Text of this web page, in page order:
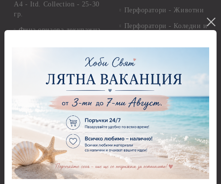
А4 - Itd. Collection - 25-30
гр.
Фина оризова декупажна
29.см. - 28гр.
Декупажна хартия - Други
Антични пасти
Грунд, Основи, Релефни
Варак, Шлак метал, Фолио,
Пантна
Лакове и защитни покрития
Лепила
Перфоратори - Животни
Перфоратори - Коледни и
Грунд и почистващи
разтвори
Платна за рисуване
Стативи и поставки
Четки и инструменти
Моливи, акварелни
комплекти
Свещи